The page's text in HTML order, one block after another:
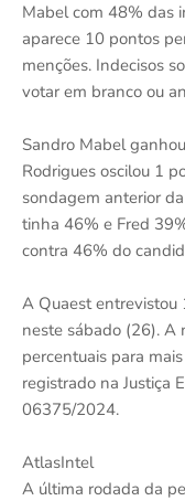
Mabel com 48% das
aparece 10 pontos
menções. Indecisos
votar em branco ou
Sandro Mabel
Rodrigues oscilou 1
sondagem anterior
tinha 46% e Fred
contra 46% do
A Quaest entrevistou
neste sábado (26). A
percentuais para
registrado na Justiça
06375/2024.
AtlasIntel
A última rodada da